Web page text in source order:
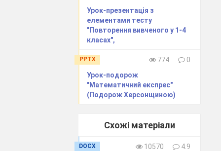
Урок-презентація з
елементами тесту
"Повторення вивченого у 1-4
класах",
PPTX 774
0
Урок-подорож
"Математичний експрес"
(Подорож Херсонщиною)
Схожі матеріали
DOCX 10570 4.9